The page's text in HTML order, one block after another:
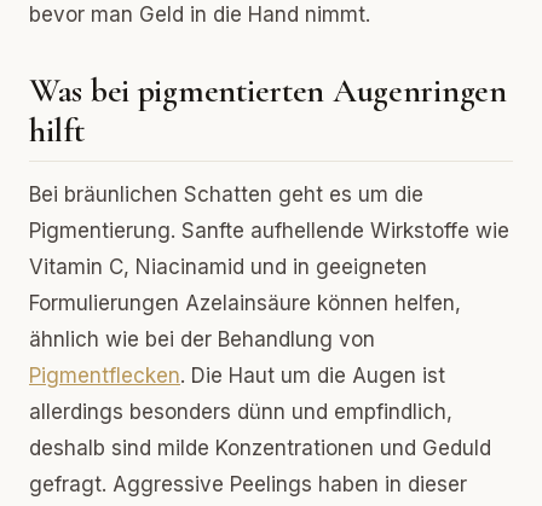
bevor man Geld in die Hand nimmt.
Was bei pigmentierten Augenringen
hilft
Bei bräunlichen Schatten geht es um die
Pigmentierung. Sanfte aufhellende Wirkstoffe wie
Vitamin C, Niacinamid und in geeigneten
Formulierungen Azelainsäure können helfen,
ähnlich wie bei der Behandlung von
Pigmentflecken. Die Haut um die Augen ist
allerdings besonders dünn und empfindlich,
deshalb sind milde Konzentrationen und Geduld
gefragt. Aggressive Peelings haben in dieser